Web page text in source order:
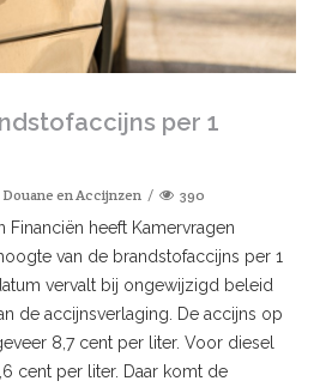
per 1
Douane en Accijnzen 390
Financiën heeft Kamervragen
van de brandstofaccijns per 1
vervalt bij ongewijzigd beleid
de accijnsverlaging. De accijns op
8,7 cent per liter. Voor diesel
cent per liter. Daar komt de